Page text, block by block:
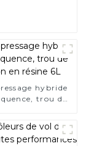
hybride
trou de